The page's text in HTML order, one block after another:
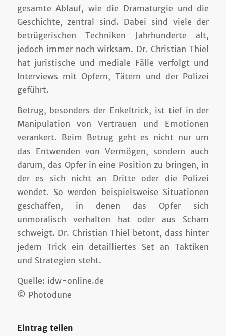
gesamte Ablauf, wie die Dramaturgie und die
Geschichte, zentral sind. Dabei sind viele der
betrügerischen Techniken Jahrhunderte alt,
jedoch immer noch wirksam. Dr. Christian Thiel
hat juristische und mediale Fälle verfolgt und
Interviews mit Opfern, Tätern und der Polizei
geführt.
Betrug, besonders der Enkeltrick, ist tief in der
Manipulation von Vertrauen und Emotionen
verankert. Beim Betrug geht es nicht nur um
das Entwenden von Vermögen, sondern auch
darum, das Opfer in eine Position zu bringen, in
der es sich nicht an Dritte oder die Polizei
wendet. So werden beispielsweise Situationen
geschaffen, in denen das Opfer sich
unmoralisch verhalten hat oder aus Scham
schweigt. Dr. Christian Thiel betont, dass hinter
jedem Trick ein detailliertes Set an Taktiken
und Strategien steht.
Quelle: idw-online.de
© Photodune
Eintrag teilen